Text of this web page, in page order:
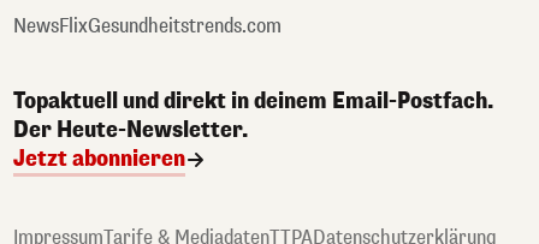
NewsFlixGesundheitstrends.com
Topaktuell und direkt in deinem Email-Postfach.
Der Heute-Newsletter.
Jetzt abonnieren
ImpressumTarife & MediadatenTTPADatenschutzerklärung